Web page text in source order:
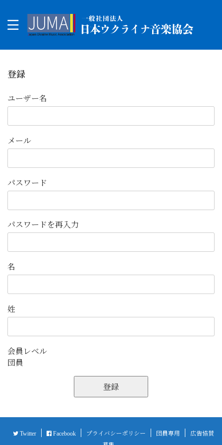
登録
ユーザー名
メール
パスワード
パスワードを再入力
名
姓
会員レベル
団員
登録
Twitter Facebook プライバシーポリシー 団員専用
広告協賛